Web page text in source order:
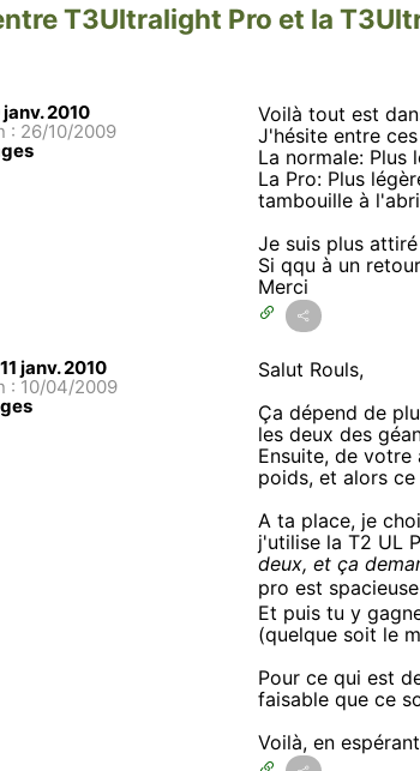
T3Ultralight Pro et la
janv. 2010
: 26/10/2009
Voilà tout est
J'hésite entre
La normale: Plus
La Pro: Plus
tambouille à
Je suis plus
Si qqu à un
Merci
11 janv. 2010
: 10/04/2009
Salut Rouls,
Ça dépend de
les deux des
Ensuite, de
poids, et alors
A ta place, je
j'utilise la T2 UL
deux, et ça
pro est
Et puis tu y
(quelque soit le
Pour ce qui est
faisable que ce
Voilà, en